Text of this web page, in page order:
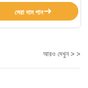
সেরা দাম পান
আরও দেখুন > >